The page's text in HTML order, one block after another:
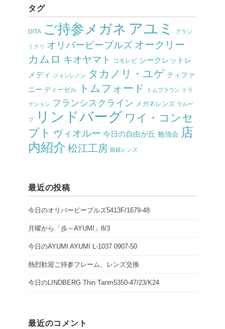
タグ
DITA ご持参メガネ アユミ アラン
ミクリ オリバーピープルズ オークリー
カムロ キオヤマト コモレビ シークレットレ
メディ
ジョンレノン タカノリ・ユゲ ティファ
ニー ディーゼル トムフォード トムブラウン トラ
クション フランシスクライン メガネレンズ ラルー
プ リンドバーグ ワイ・コンセ
プト ヴィオルー 今日の自由が丘 勉強会 店
内紹介 松江工房 眼鏡レンズ
最近の投稿
今日のオリバーピープルズ5413F/1679-48
月曜から「歩～AYUMI」8/3
今日のAYUMI AYUMI L-1037 0907-50
熱烈歓迎ご持参フレーム、レンズ交換
今日のLINDBERG Thin Tanm5350-47/23/K24
最近のコメント